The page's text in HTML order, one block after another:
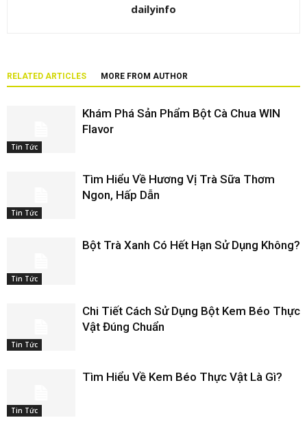
dailyinfo
RELATED ARTICLES MORE FROM AUTHOR
Tin Tức
Khám Phá Sản Phẩm Bột Cà Chua WIN
Flavor
Tin Tức
Tìm Hiểu Về Hương Vị Trà Sữa Thơm
Ngon, Hấp Dẫn
Tin Tức
Bột Trà Xanh Có Hết Hạn Sử Dụng Không?
Tin Tức
Chi Tiết Cách Sử Dụng Bột Kem Béo Thực
Vật Đúng Chuẩn
Tin Tức
Tìm Hiểu Về Kem Béo Thực Vật Là Gì?